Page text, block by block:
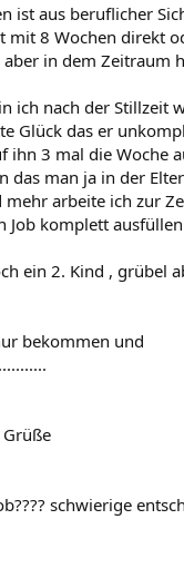
ist aus beruflicher
mit 8 Wochen direkt
in dem Zeitraum
ich nach der Stillzeit
Glück das er
ihn 3 mal die Woche
das man ja in der
arbeite ich zur
Job komplett
ein 2. Kind , grübel
bekommen und
schwierige